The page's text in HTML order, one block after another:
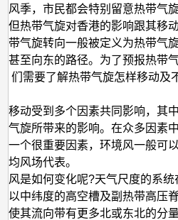
旋
会
转
向？
风季，市民都会特别留意热带气
但热带气旋对香港的影响跟其移
带气旋转向一般被定义为热带气
甚至向东的路径。为了预报热带
们需要了解热带气旋怎样移动及
移动受到多个因素共同影响，其
气旋所带来的影响。在众多因素
一个很重要因素，环境风一般可
均风场代表。
风是如何变化呢?天气尺度的系
以中纬度的高空槽及副热带高压
使其流向带有更多北或东北的分